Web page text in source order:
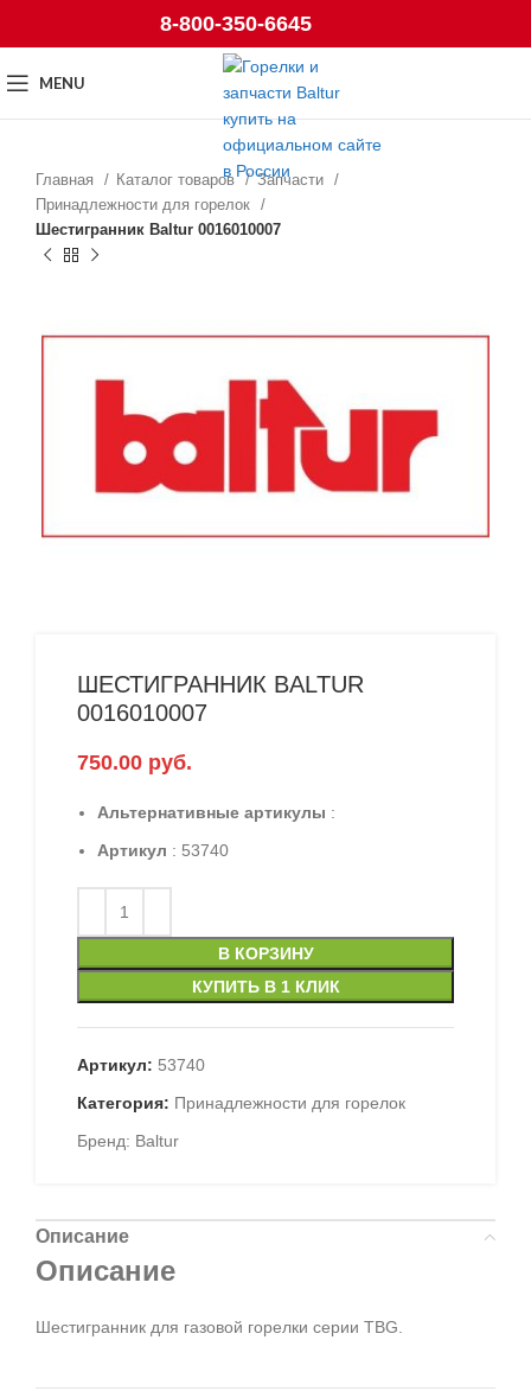
8-800-350-6645
MENU
Главная Каталог товаров
Запчасти
Принадлежности для горелок
Шестигранник Baltur 0016010007
ШЕСТИГРАННИК BALTUR
0016010007
750.00 руб.
Альтернативные артикулы :
Артикул : 53740
В КОРЗИНУ
КУПИТЬ В 1 КЛИК
Артикул: 53740
Категория: Принадлежности для горелок
Бренд: Baltur
Описание
Описание
Шестигранник для газовой горелки серии TBG.